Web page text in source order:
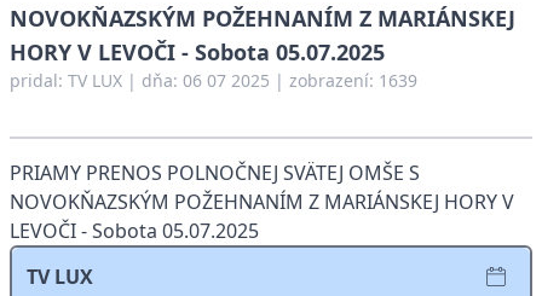
NOVOKŇAZSKÝM POŽEHNANÍM Z MARIÁNSKEJ
HORY V LEVOČI - Sobota 05.07.2025
pridal: TV LUX | dňa: 06 07 2025 | zobrazení: 1639
PRIAMY PRENOS POLNOČNEJ SVÄTEJ OMŠE S
NOVOKŇAZSKÝM POŽEHNANÍM Z MARIÁNSKEJ HORY V
LEVOČI - Sobota 05.07.2025
TV LUX